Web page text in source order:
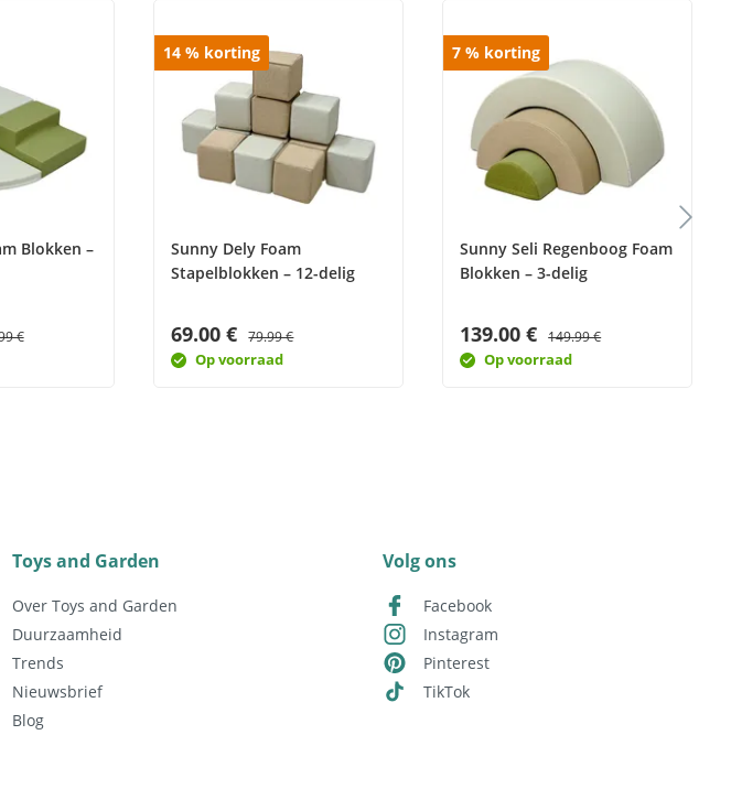
Blokken –
€
14% korting
Sunny Dely Foam
Stapelblokken – 12-delig
69.00 € 79.99 €
Op voorraad
7% korting
Sunny Seli Regenboog Foam
Blokken – 3-delig
139.00 € 149.99 €
Op voorraad
Toys and Garden
Over Toys and Garden
Duurzaamheid
Trends
Nieuwsbrief
Blog
Volg ons
Facebook
Instagram
Pinterest
TikTok